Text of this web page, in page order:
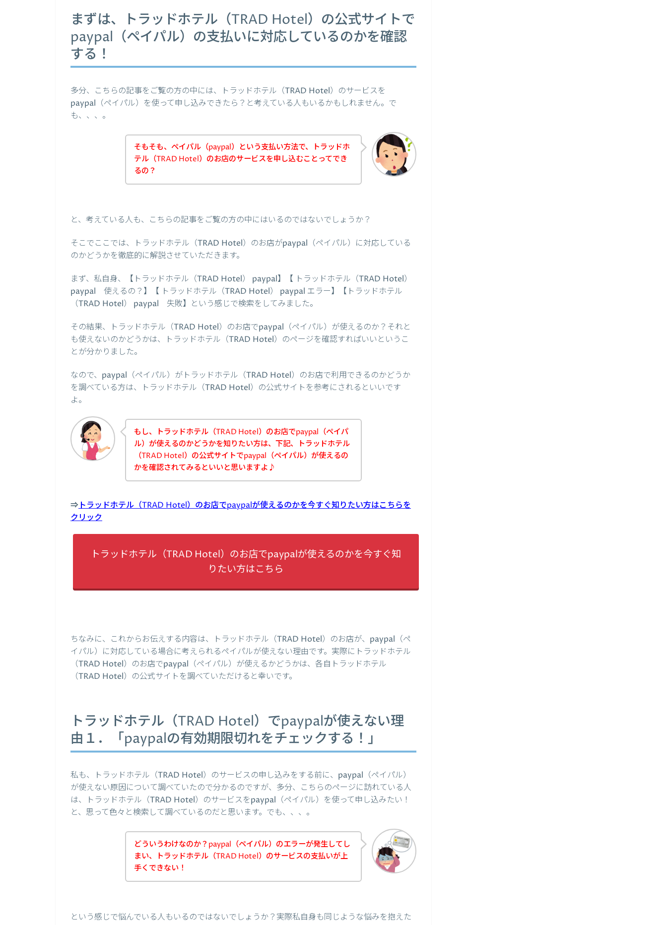
まずは、トラッドホテル（TRAD Hotel）の公式サイトで
paypal（ペイパル）の支払いに対応しているのかを確認
する！
多分、こちらの記事をご覧の方の中には、トラッドホテル（TRAD Hotel）のサービスを
paypal（ペイパル）を使って申し込みできたら？と考えている人もいるかもしれません。で
も、、、。
そもそも、ペイパル（paypal）という支払い方法で、トラッドホ
テル（TRAD Hotel）のお店のサービスを申し込むことってでき
るの？
と、考えている人も、こちらの記事をご覧の方の中にはいるのではないでしょうか？
そこでここでは、トラッドホテル（TRAD Hotel）のお店がpaypal（ペイパル）に対応している
のかどうかを徹底的に解説させていただきます。
まず、私自身、【トラッドホテル（TRAD Hotel） paypal】【 トラッドホテル（TRAD Hotel）
paypal 使えるの？】【 トラッドホテル（TRAD Hotel） paypal エラー】【トラッドホテル
（TRAD Hotel） paypal 失敗】という感じで検索をしてみました。
その結果、トラッドホテル（TRAD Hotel）のお店でpaypal（ペイパル）が使えるのか？それと
も使えないのかどうかは、トラッドホテル（TRAD Hotel）のページを確認すればいいというこ
とが分かりました。
なので、paypal（ペイパル）がトラッドホテル（TRAD Hotel）のお店で利用できるのかどうか
を調べている方は、トラッドホテル（TRAD Hotel）の公式サイトを参考にされるといいです
よ。
もし、トラッドホテル（TRAD Hotel）のお店でpaypal（ペイパ
ル）が使えるのかどうかを知りたい方は、下記、トラッドホテル
（TRAD Hotel）の公式サイトでpaypal（ペイパル）が使えるの
かを確認されてみるといいと思いますよ♪
⇒トラッドホテル（TRAD Hotel）のお店でpaypalが使えるのかを今すぐ知りたい方はこちらを
クリック
トラッドホテル（TRAD Hotel）のお店でpaypalが使えるのかを今すぐ知
りたい方はこちら
ちなみに、これからお伝えする内容は、トラッドホテル（TRAD Hotel）のお店が、paypal（ペ
イパル）に対応している場合に考えられるペイパルが使えない理由です。実際にトラッドホテル
（TRAD Hotel）のお店でpaypal（ペイパル）が使えるかどうかは、各自トラッドホテル
（TRAD Hotel）の公式サイトを調べていただけると幸いです。
トラッドホテル（TRAD Hotel）でpaypalが使えない理
由１．「paypalの有効期限切れをチェックする！」
私も、トラッドホテル（TRAD Hotel）のサービスの申し込みをする前に、paypal（ペイパル）
が使えない原因について調べていたので分かるのですが、多分、こちらのページに訪れている人
は、トラッドホテル（TRAD Hotel）のサービスをpaypal（ペイパル）を使って申し込みたい！
と、思って色々と検索して調べているのだと思います。でも、、、。
どういうわけなのか？paypal（ペイパル）のエラーが発生してし
まい、トラッドホテル（TRAD Hotel）のサービスの支払いが上
手くできない！
という感じで悩んでいる人もいるのではないでしょうか？実際私自身も同じような悩みを抱えた